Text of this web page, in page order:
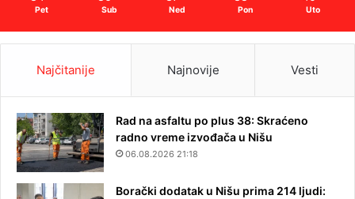
Pet Sub Ned Pon Uto
Najčitanije Najnovije Vesti
Rad na asfaltu po plus 38: Skraćeno
radno vreme izvođača u Nišu
06.08.2026 21:18
Borački dodatak u Nišu prima 214 ljudi: